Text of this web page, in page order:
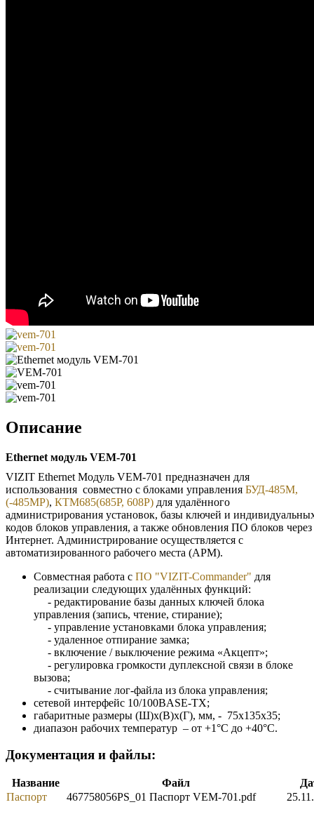
Описание
Ethernet модуль VEM-701
VIZIT Ethernet Модуль VEM-701 предназначен для
использования совместно с блоками управления БУД-485М,
(-485МР), КТМ685(685Р, 608Р) для удалённого
администрирования установок, базы ключей и
кодов блоков управления, а также обновления ПО блоков через
Интернет. Администрирование осуществляется с
автоматизированного рабочего места (АРМ).
Совместная работа с ПО "VIZIT-Commander" для
реализации следующих удалённых функций:
- редактирование базы данных ключей блока
управления (запись, чтение, стирание);
- управление установками блока управления;
- удаленное отпирание замка;
- включение / выключение режима «Акцепт»;
- регулировка громкости дуплексной связи в блоке
вызова;
- считывание лог-файла из блока управления;
сетевой интерфейс 10/100BASE-TX;
габаритные размеры (Ш)х(В)х(Г), мм, - 75х135х35;
диапазон рабочих температур – от +1°C до +40°C.
Документация и файлы:
Название Файл
Паспорт
467758056PS_01 Паспорт VEM-701.pdf